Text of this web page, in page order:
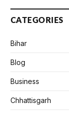
CATEGORIES
Bihar
Blog
Business
Chhattisgarh